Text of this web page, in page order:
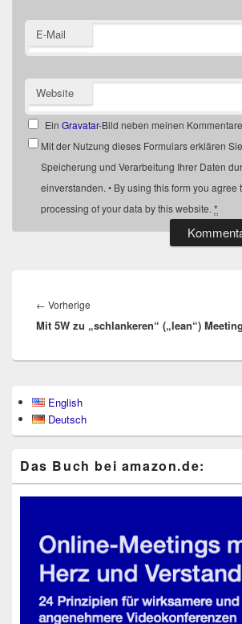
E-Mail
Website
EinGravatar-Bild neben meinen
Mit der Nutzung dieses Formulars erklären
Speicherung und Verarbeitung Ihrer Daten
einverstanden. • By using this form you agree
processing of your data by this website. *
← Vorherige
Beitrag:
Mit 5W zu „schlankeren“ („lean“)
Seitenleisten-
Widgetbereich
English
Deutsch
Das Buch bei ama​zon​.de: